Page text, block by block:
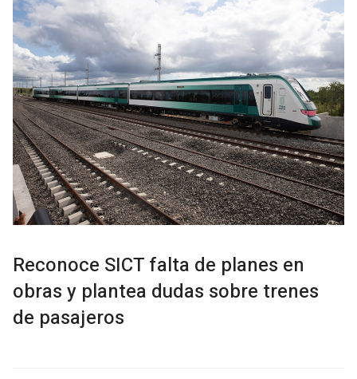
Reconoce SICT falta de planes en
obras y plantea dudas sobre trenes
de pasajeros